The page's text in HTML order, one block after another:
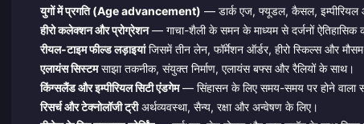
युगों में प्रगति (Age advancement) — डार्क एज, फ्यूडल, कैसल,
हीरो कलेक्शन और प्रोग्रेशन— गाचा-शैली के समन के माध्यम से दर्जनों ऐतिहासिक
रीयल-टाइम फील्ड लड़ाइयांजिसमें तीन लेन, फॉर्मेशन ऑर्डर, हीरो स्किल्स और
एलायंस सिस्टमसाझा तकनीक, संयुक्त निर्माण, एलायंस बफ्स और रैलियों के साथ।
किंग्सलैंड और इम्पीरियल सिटी एंडगेम— सिंहासन के लिए समय-समय पर होने वाला
रिसर्च और टेक्नोलॉजी ट्रीअर्थव्यवस्था, सैन्य, रक्षा और अन्वेषण के लिए।